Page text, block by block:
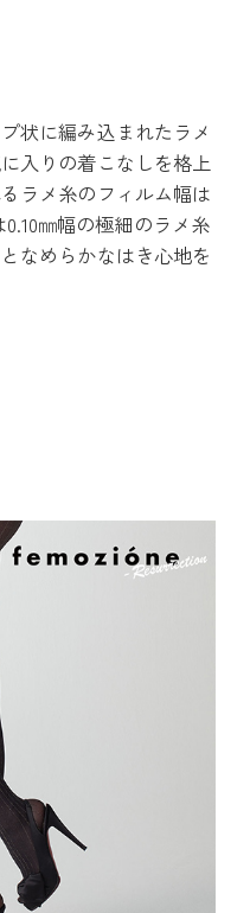
状に編み込まれたラメ
入りの着こなしを格上
ラメ糸のフィルム幅は
㎜幅の極細のラメ糸
なめらかなはき心地を